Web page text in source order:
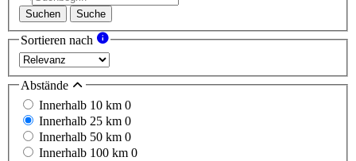
Suchen Suche
Sortieren nach
Abstände
Innerhalb 10 km 0
Innerhalb 25 km 0
Innerhalb 50 km 0
Innerhalb 100 km 0